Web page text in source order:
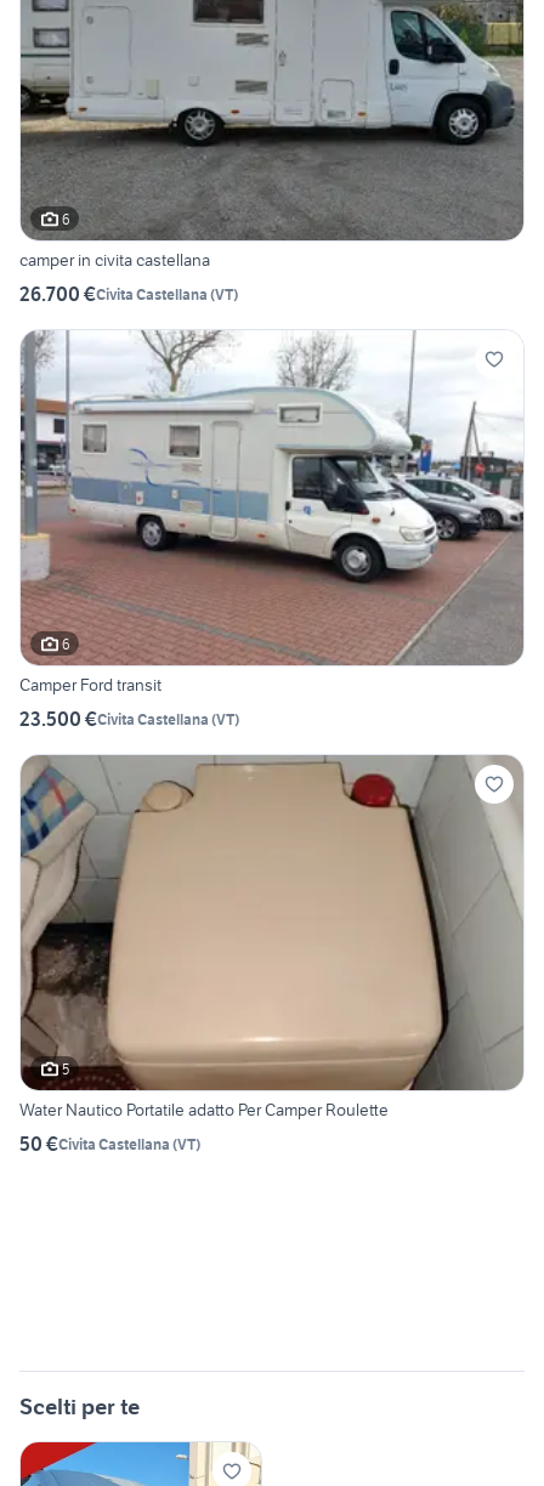
6
camper in civita castellana
26.700 €Civita Castellana (VT)
6
Camper Ford transit
23.500 €Civita Castellana (VT)
5
Water Nautico Portatile adatto Per Camper Roulette
50 €Civita Castellana (VT)
Scelti per te